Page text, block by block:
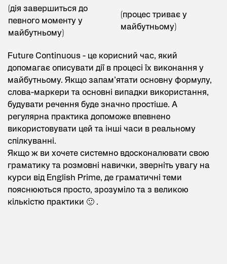
(дія завершиться до
певного моменту у
майбутньому)
(процес триває у
майбутньому)
Future Continuous - це корисний час, який
допомагає описувати дії в процесі їх виконання у
майбутньому. Якщо запам’ятати основну формулу,
слова-маркери та основні випадки використання,
будувати речення буде значно простіше. А
регулярна практика допоможе впевнено
використовувати цей та інші часи в реальному
спілкуванні.
Якщо ж ви хочете системно вдосконалювати свою
граматику та розмовні навички, зверніть увагу на
курси від English Prime, де граматичні теми
пояснюються просто, зрозуміло та з великою
кількістю практики 🙂 .